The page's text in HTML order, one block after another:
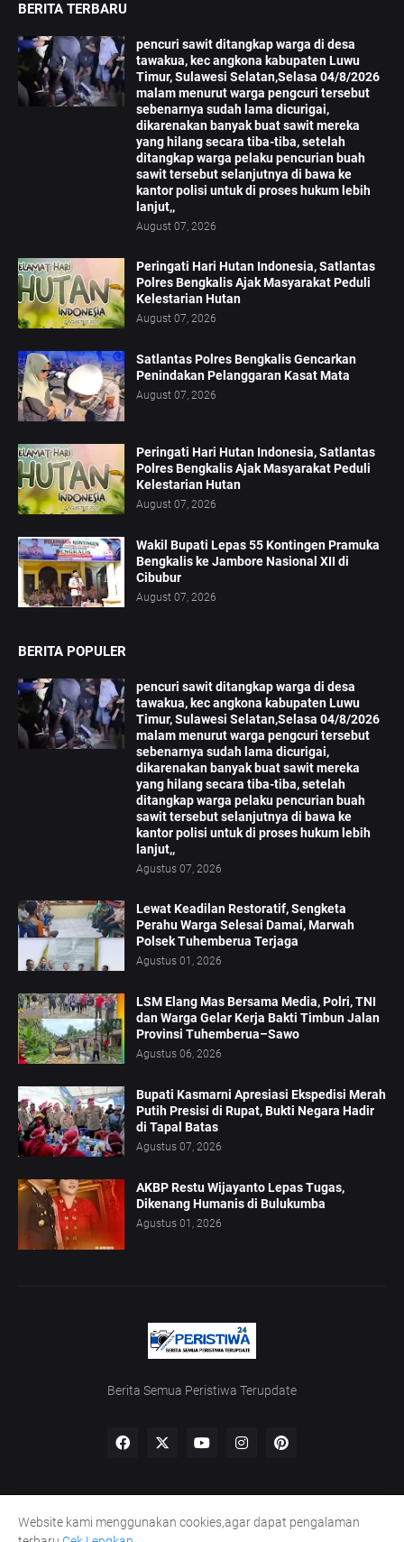
BERITA TERBARU
pencuri sawit ditangkap warga di desa
tawakua, kec angkona kabupaten Luwu
Timur, Sulawesi Selatan,Selasa 04/8/2026
malam menurut warga pengcuri tersebut
sebenarnya sudah lama dicurigai,
dikarenakan banyak buat sawit mereka
yang hilang secara tiba-tiba, setelah
ditangkap warga pelaku pencurian buah
sawit tersebut selanjutnya di bawa ke
kantor polisi untuk di proses hukum lebih
lanjut,,
August 07, 2026
Peringati Hari Hutan Indonesia, Satlantas
Polres Bengkalis Ajak Masyarakat Peduli
Kelestarian Hutan
August 07, 2026
Satlantas Polres Bengkalis Gencarkan
Penindakan Pelanggaran Kasat Mata
August 07, 2026
Peringati Hari Hutan Indonesia, Satlantas
Polres Bengkalis Ajak Masyarakat Peduli
Kelestarian Hutan
August 07, 2026
Wakil Bupati Lepas 55 Kontingen Pramuka
Bengkalis ke Jambore Nasional XII di
Cibubur
August 07, 2026
BERITA POPULER
pencuri sawit ditangkap warga di desa
tawakua, kec angkona kabupaten Luwu
Timur, Sulawesi Selatan,Selasa 04/8/2026
malam menurut warga pengcuri tersebut
sebenarnya sudah lama dicurigai,
dikarenakan banyak buat sawit mereka
yang hilang secara tiba-tiba, setelah
ditangkap warga pelaku pencurian buah
sawit tersebut selanjutnya di bawa ke
kantor polisi untuk di proses hukum lebih
lanjut,,
Agustus 07, 2026
Lewat Keadilan Restoratif, Sengketa
Perahu Warga Selesai Damai, Marwah
Polsek Tuhemberua Terjaga
Agustus 01, 2026
LSM Elang Mas Bersama Media, Polri, TNI
dan Warga Gelar Kerja Bakti Timbun Jalan
Provinsi Tuhemberua–Sawo
Agustus 06, 2026
Bupati Kasmarni Apresiasi Ekspedisi Merah
Putih Presisi di Rupat, Bukti Negara Hadir
di Tapal Batas
Agustus 07, 2026
AKBP Restu Wijayanto Lepas Tugas,
Dikenang Humanis di Bulukumba
Agustus 01, 2026
Berita Semua Peristiwa Terupdate
Home Redaksi UU Pers Kode Etik Pedoman Siber
Website kami menggunakan cookies,agar dapat pengalaman